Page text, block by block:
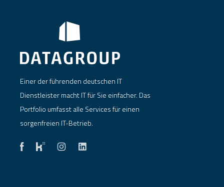
Einer der führenden deutschen IT
Dienstleister macht IT für Sie einfacher. Das
Portfolio umfasst alle Services für einen
sorgenfreien IT-Betrieb.